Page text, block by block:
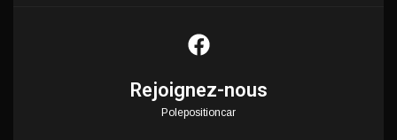
Rejoignez-nous
Polepositioncar